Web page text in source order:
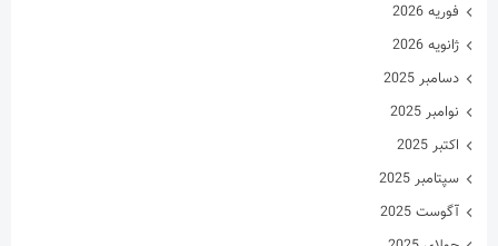
فوریه 2026
ژانویه 2026
دسامبر 2025
نوامبر 2025
اکتبر 2025
سپتامبر 2025
آگوست 2025